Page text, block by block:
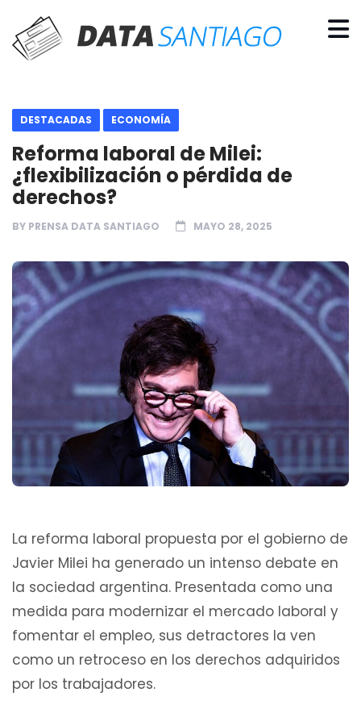
DESTACADAS ECONOMÍA
Reforma laboral de Milei:
¿flexibilización o pérdida de
derechos?
BY PRENSA DATA SANTIAGO MAYO 28, 2025
La reforma laboral propuesta por el gobierno de
Javier Milei ha generado un intenso debate en
la sociedad argentina. Presentada como una
medida para modernizar el mercado laboral y
fomentar el empleo, sus detractores la ven
como un retroceso en los derechos adquiridos
por los trabajadores.